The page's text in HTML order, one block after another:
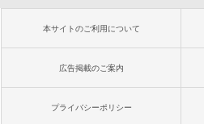
本サイトのご利用について
広告掲載のご案内
プライバシーポリシー